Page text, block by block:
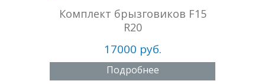
Комплект брызговиков F15
R20
17000 руб.
Подробнее